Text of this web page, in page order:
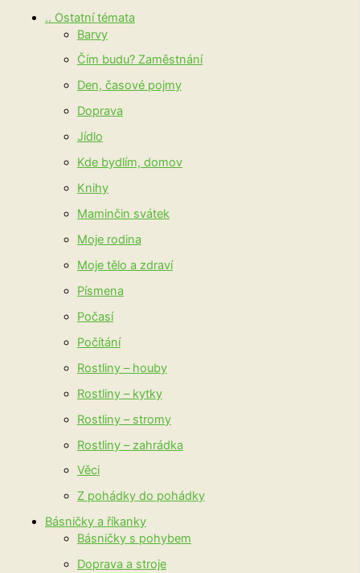
.. Ostatní témata
Barvy
Čím budu? Zaměstnání
Den, časové pojmy
Doprava
Jídlo
Kde bydlím, domov
Knihy
Maminčin svátek
Moje rodina
Moje tělo a zdraví
Písmena
Počasí
Počítání
Rostliny – houby
Rostliny – kytky
Rostliny – stromy
Rostliny – zahrádka
Věci
Z pohádky do pohádky
Básničky a říkanky
Básničky s pohybem
Doprava a stroje